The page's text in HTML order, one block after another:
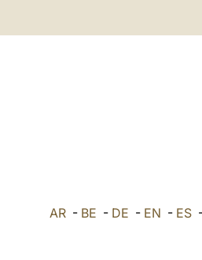
AR - BE - DE - EN - ES